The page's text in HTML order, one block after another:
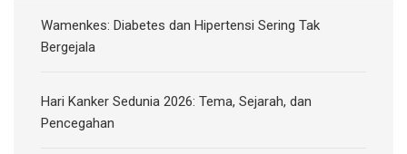
Wamenkes: Diabetes dan Hipertensi Sering Tak
Bergejala
Hari Kanker Sedunia 2026: Tema, Sejarah, dan
Pencegahan